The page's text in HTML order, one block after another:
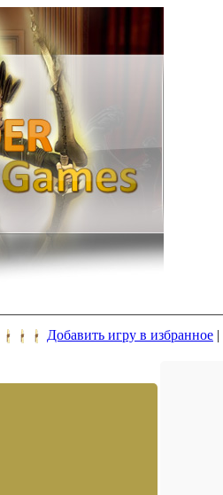
Добавить игру в избранное |